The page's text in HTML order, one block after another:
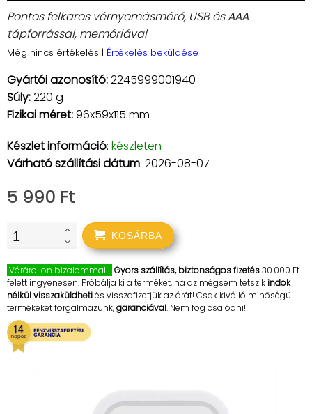
Pontos felkaros vérnyomásmérő, USB és AAA
tápforrással, memóriával
Még nincs értékelés | Értékelés beküldése
Gyártói azonosító:2245999001940
Súly:220 g
Fizikai méret:96x59x115 mm
Készlet információ: készleten
Várható szállítási dátum: 2026-08-07
5 990 Ft
KOSÁRBA
Várároljon bizalommal! Gyors szállítás, biztonságos fizetés30.000 Ft
felett ingyenesen. Próbálja ki a terméket, ha az mégsem tetszikindok
nélkül visszaküldhetiés visszafizetjük az árát! Csak kiválló minőségű
termékeket forgalmazunk,garanciával. Nem fog csalódni!